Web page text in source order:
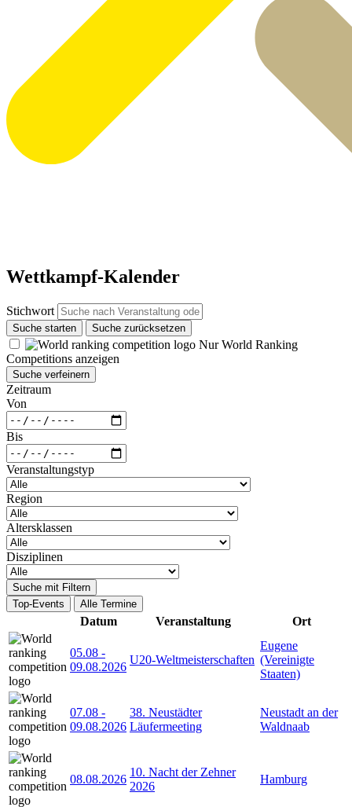
Wettkampf-Kalender
Stichwort
Suche starten Suche zurücksetzen
Nur World Ranking
Competitions anzeigen
Suche verfeinern
Zeitraum
Von
Bis
Veranstaltungstyp
Region
Altersklassen
Disziplinen
Suche mit Filtern
Top-Events
Alle Termine
Datum Veranstaltung Ort
05.08 -
09.08.2026
U20-Weltmeisterschaften
Eugene
(Vereinigte
Staaten)
07.08 -
09.08.2026
38. Neustädter
Läufermeeting
Neustadt an der
Waldnaab
08.08.2026
10. Nacht der Zehner
2026
Hamburg